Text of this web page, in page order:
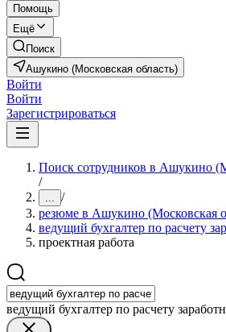
Помощь
Ещё
Поиск
Ашукино (Московская область)
Войти
Войти
Зарегистрироваться
Поиск сотрудников в Ашукино
/
... /
резюме в Ашукино (Московская
ведущий бухгалтер по расчету
проектная работа
ведущий бухгалтер по расчету